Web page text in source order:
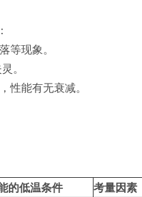
等现象。
。
性能有无衰减。
的低温条件
考量因素